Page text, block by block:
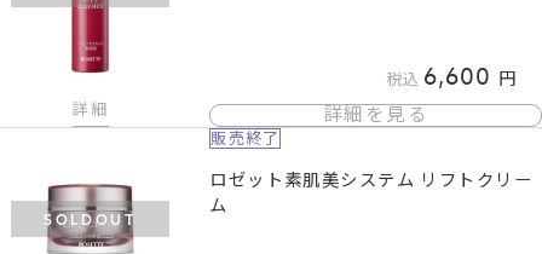
詳細
税込 6,600
詳細を見る
SOLDOUT
販売終了
ロゼット素肌美システム リフトクリー
ム